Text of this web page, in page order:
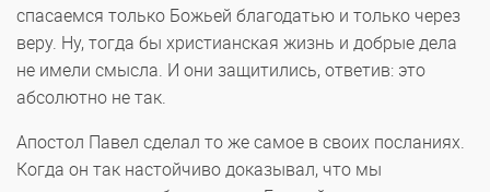
спасаемся только Божьей благодатью и только через
веру. Ну, тогда бы христианская жизнь и добрые дела
не имели смысла. И они защитились, ответив: это
абсолютно не так.
Апостол Павел сделал то же самое в своих посланиях.
Когда он так настойчиво доказывал, что мы